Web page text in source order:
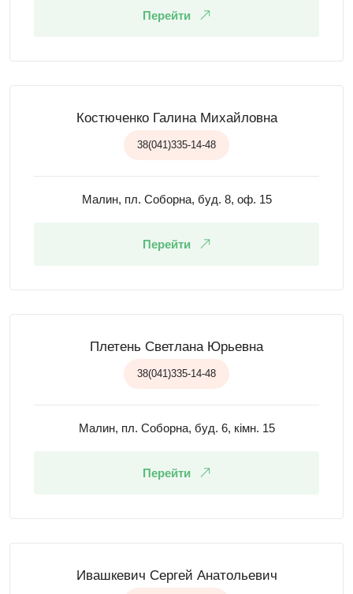
Перейти
Костюченко Галина Михайловна
38(041)335-14-48
Малин, пл. Соборна, буд. 8, оф. 15
Перейти
Плетень Светлана Юрьевна
38(041)335-14-48
Малин, пл. Соборна, буд. 6, кімн. 15
Перейти
Ивашкевич Сергей Анатольевич